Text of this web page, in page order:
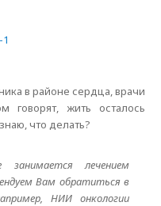
в районе сердца, врачи
жить осталось
что делать?
лечением
Вам обратиться в
НИИ онкологии